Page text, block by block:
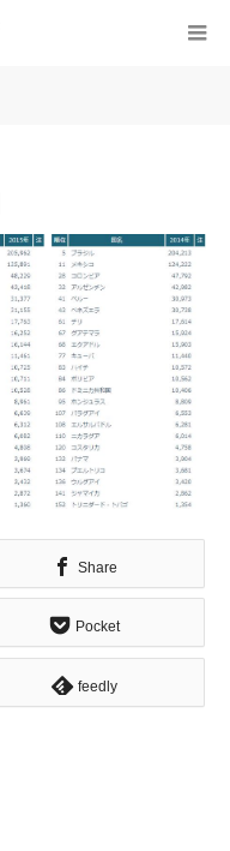
Share
Pocket
feedly